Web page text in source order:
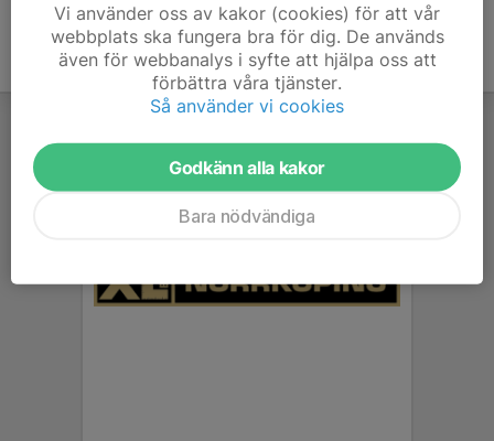
Vi använder oss av kakor (cookies) för att vår
webbplats ska fungera bra för dig. De används
även för webbanalys i syfte att hjälpa oss att
förbättra våra tjänster.
Så använder vi cookies
Godkänn alla kakor
Bara nödvändiga